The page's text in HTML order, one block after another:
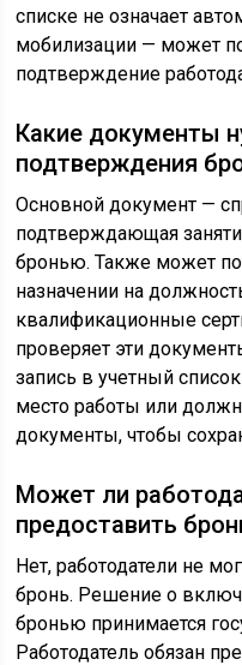
списке не означает
мобилизации — может
подтверждение
Какие документы
подтверждения
Основной документ —
подтверждающая
бронью. Также может
назначении на
квалификационные
проверяет эти
запись в учетный
место работы или
документы, чтобы
Может ли
предоставить
Нет, работодатели не
бронь. Решение о
бронью принимается
Работодатель обязан